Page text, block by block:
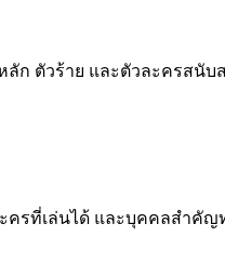
ลัก ตัวร้าย และตัวละครสนั
ะครที่เล่นได้ และบุคคลสำคั